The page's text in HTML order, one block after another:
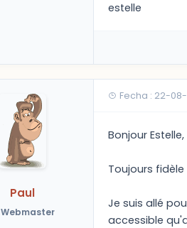
estelle
Paul
Webmaster
Fecha : 22-
Bonjour Estelle,
Toujours fidèle
Je suis allé
accessible